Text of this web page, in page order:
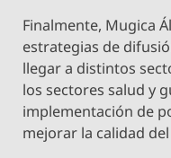
Finalmente, Mugica
estrategias de
llegar a distintos
los sectores salud y
implementación de
mejorar la calidad